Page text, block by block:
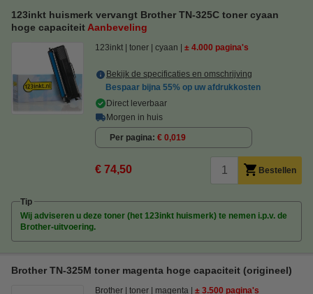
123inkt huismerk vervangt Brother TN-325C toner cyaan
hoge capaciteit Aanbeveling
123inkt toner cyaan ± 4.000 pagina's
Bekijk de specificaties en omschrijving
Bespaar bijna 55% op uw afdrukkosten
Direct leverbaar
Morgen in huis
Per pagina € 0,019
€ 74,50 Bestellen
Tip
Wij adviseren u deze toner (het 123inkt huismerk) te nemen i.p.v. de
Brother-uitvoering.
Brother TN-325M toner magenta hoge capaciteit (origineel)
Brother toner magenta ± 3.500 pagina's